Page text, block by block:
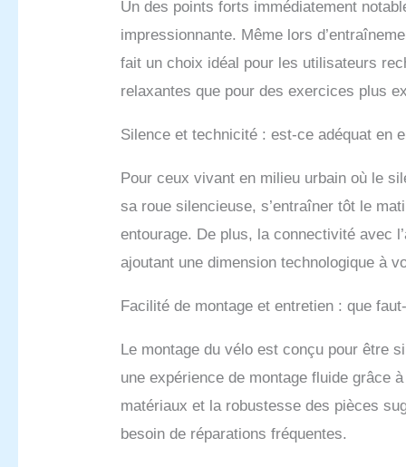
vos
sur
de
d'un
pour
Un des points forts immédiatement
impressionnante. Même lors
fait un choix idéal pour les utilisateurs
relaxantes que pour des exercices plus
Silence et technicité : est-ce adéquat en
Pour ceux vivant en milieu urbain où le
sa roue silencieuse, s’entraîner tôt le
entourage. De plus, la connectivité avec
ajoutant une dimension technologique à
Facilité de montage et entretien : que
Le montage du vélo est conçu pour être
une expérience de montage fluide grâce
matériaux et la robustesse des pièces
besoin de réparations fréquentes.